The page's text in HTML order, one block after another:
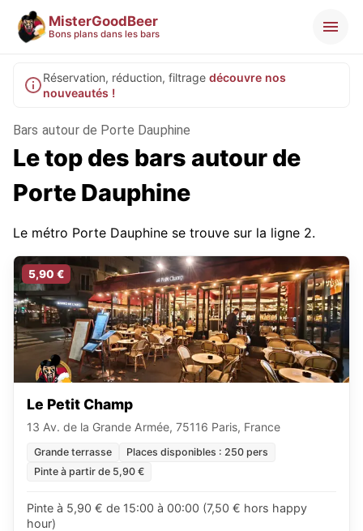
MisterGoodBeer
Bons plans dans les bars
Réservation, réduction, filtrage découvre nos
nouveautés !
Bars autour de Porte Dauphine
Le top des bars autour de
Porte Dauphine
Le métro Porte Dauphine se trouve sur la ligne 2.
5,90 €
Le Petit Champ
13 Av. de la Grande Armée, 75116 Paris, France
Grande terrasse
Places disponibles : 250 pers
Pinte à partir de 5,90 €
Pinte à 5,90 € de 15:00 à 00:00 (7,50 € hors happy
hour)